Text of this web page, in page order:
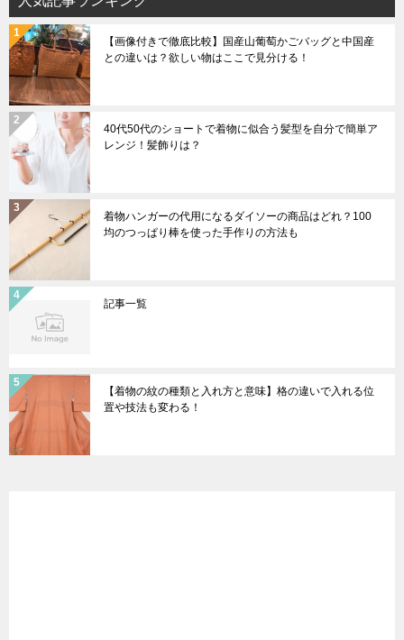
【画像付きで徹底比較】国産山葡萄かごバッグと中国産
との違いは？欲しい物はここで見分ける！
40代50代のショートで着物に似合う髪型を自分で簡単ア
レンジ！髪飾りは？
着物ハンガーの代用になるダイソーの商品はどれ？100
均のつっぱり棒を使った手作りの方法も
記事一覧
【着物の紋の種類と入れ方と意味】格の違いで入れる位
置や技法も変わる！